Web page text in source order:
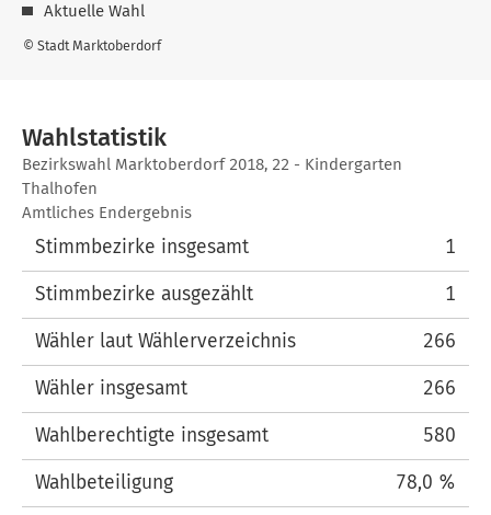
© Stadt Marktoberdorf
Aktuelle Wahl
Wahlstatistik
Wahlstatistik
Bezirkswahl Marktoberdorf 2018, 22 - Kindergarten
Thalhofen
Amtliches Endergebnis
Stimmbezirke insgesamt 1
Stimmbezirke ausgezählt 1
Wähler laut Wählerverzeichnis 266
Wähler insgesamt 266
Wahlberechtigte insgesamt 580
Wahlbeteiligung 78,0 %